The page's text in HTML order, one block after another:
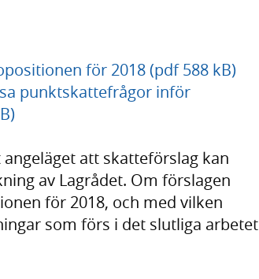
för 2018 (pdf 588 kB)
punktskattefrågor inför
att skatteförslag kan
av Lagrådet. Om förslagen
för 2018, och med vilken
som förs i det slutliga arbetet